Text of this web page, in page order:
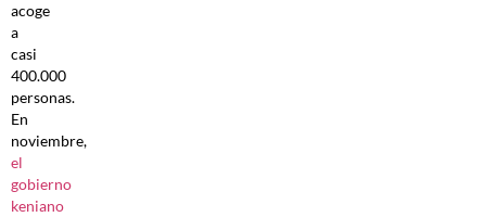
acoge
a
casi
400.000
personas.
En
noviembre,
el
gobierno
keniano